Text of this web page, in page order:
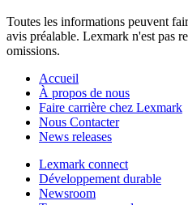
Toutes les informations peuvent
avis préalable. Lexmark n'est pas
omissions.
Accueil
À propos de nous
Faire carrière chez Lexmark
Nous Contacter
News releases
Lexmark connect
Développement durable
Newsroom